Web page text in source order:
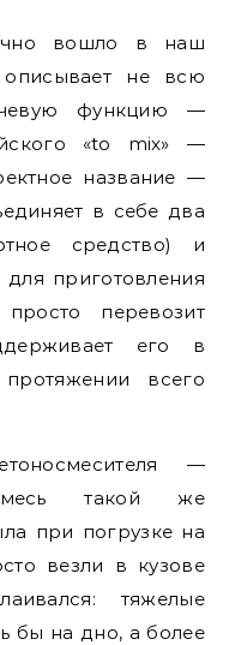
вошло в наш
описывает не всю
функцию —
«to mix» —
название —
в себе два
средство) и
для приготовления
перевозит
его в
всего
—
такой же
при погрузке на
везли в кузове
тяжелые
бы на дно, а более